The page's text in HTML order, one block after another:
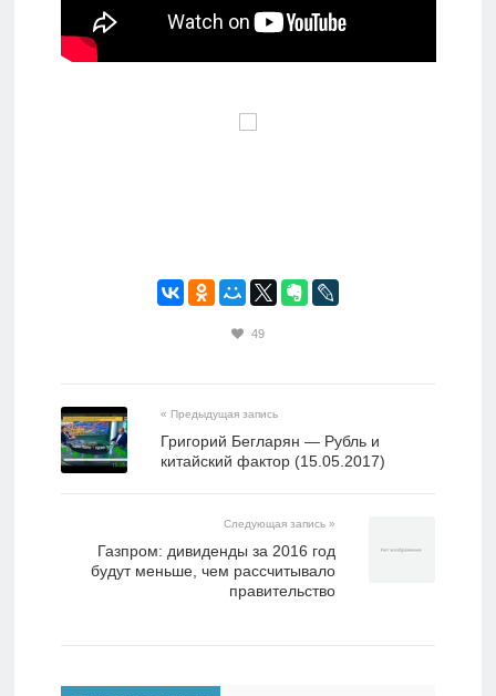
49
« Предыдущая запись
Григорий Бегларян — Рубль и
китайский фактор (15.05.2017)
Следующая запись »
Газпром: дивиденды за 2016 год
будут меньше, чем рассчитывало
правительство